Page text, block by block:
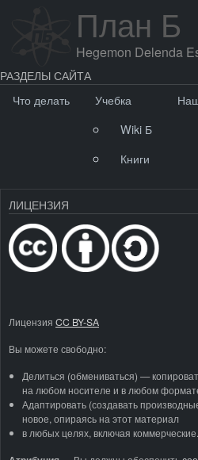
План Б
Hegemon Delenda
РАЗДЕЛЫ САЙТА
Что делать
Учебка
Wiki Б
Книги
ЛИЦЕНЗИЯ
Лицензия CC BY-SA
Вы можете свободно:
Делиться (обмениваться) —
на любом носителе и в любом
Адаптировать (создавать
новое, опираясь на этот материал
в любых целях, включая коммерческие.